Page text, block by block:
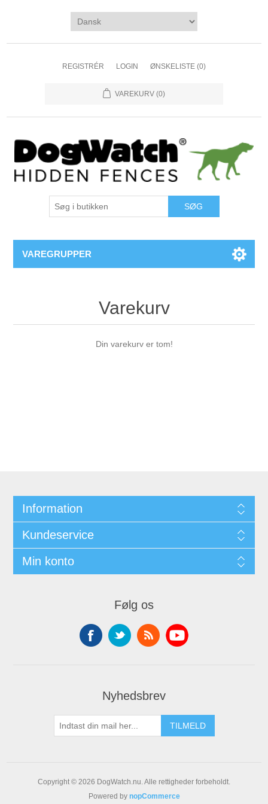
REGISTRÉR LOGIN ØNSKELISTE (0)
VAREKURV (0)
VAREGRUPPER
Varekurv
Din varekurv er tom!
Information
Kundeservice
Min konto
Følg os
Nyhedsbrev
Copyright © 2026 DogWatch.nu. Alle rettigheder forbeholdt.
Powered by nopCommerce